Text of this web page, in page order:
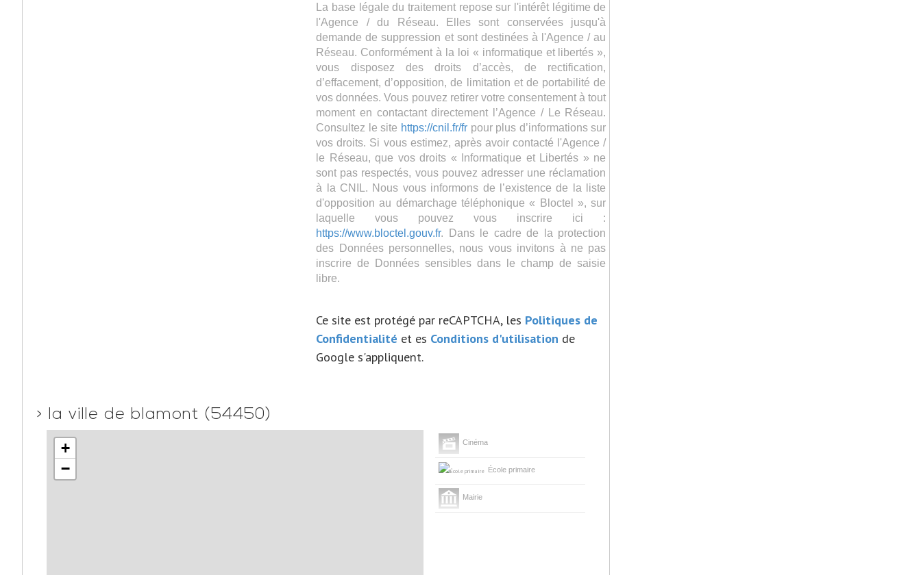
La base légale du traitement repose sur l'intérêt légitime de
l'Agence / du Réseau. Elles sont conservées jusqu'à
demande de suppression et sont destinées à l'Agence / au
Réseau. Conformément à la loi « informatique et libertés »,
vous disposez des droits d’accès, de rectification,
d’effacement, d’opposition, de limitation et de portabilité de
vos données. Vous pouvez retirer votre consentement à tout
moment en contactant directement l’Agence / Le Réseau.
Consultez le site https://cnil.fr/frpour plus d’informations sur
vos droits. Si vous estimez, après avoir contacté l'Agence /
le Réseau, que vos droits « Informatique et Libertés » ne
sont pas respectés, vous pouvez adresser une réclamation
à la CNIL. Nous vous informons de l’existence de la liste
d'opposition au démarchage téléphonique « Bloctel », sur
laquelle vous pouvez vous inscrire ici :
https://www.bloctel.gouv.fr. Dans le cadre de la protection
des Données personnelles, nous vous invitons à ne pas
inscrire de Données sensibles dans le champ de saisie
libre.
Ce site est protégé par reCAPTCHA, les Politiques de
Confidentialité et es Conditions d'utilisation de
Google s'appliquent.
> la ville de blamont (54450)
+
−
Cinéma
École primaire
Mairie